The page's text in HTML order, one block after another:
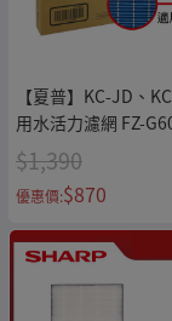
【夏普】KC-JD、
用水活力濾網 FZ-
$1,390
優惠價:$870